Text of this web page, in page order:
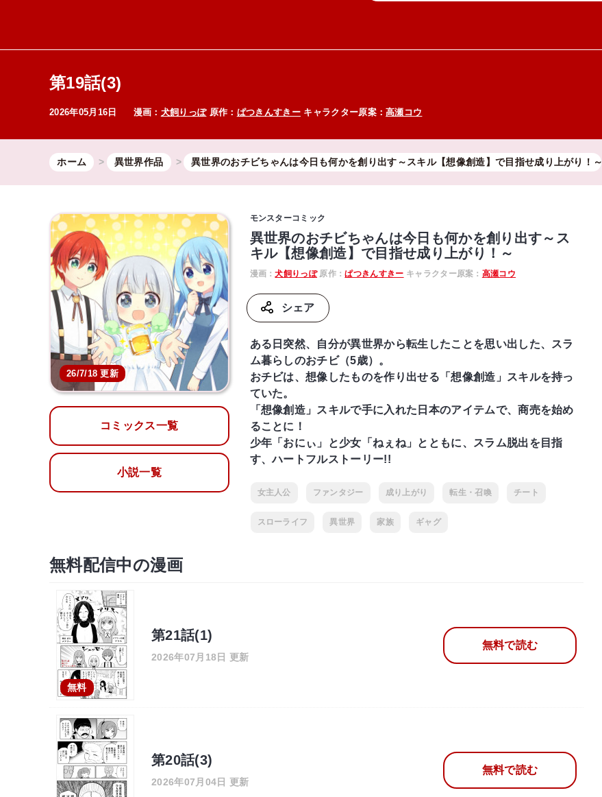
第19話(3)
2026年05月16日 漫画： 犬飼りっぽ原作： ぱつきんすきーキャラクター原案：高瀬コウ
ホーム 異世界作品 異世界のおチビちゃんは今日も何かを創り出す～スキル【想像創造】で目指せ成り上がり！～
26/7/18 更新
コミックス一覧
小説一覧
モンスターコミック
異世界のおチビちゃんは今日も何かを創り出す～ス
キル【想像創造】で目指せ成り上がり！～
漫画：犬飼りっぽ原作：ぱつきんすきー キャラクター原案： 高瀬コウ
シェア
ある日突然、自分が異世界から転生したことを思い出した、スラ
ム暮らしのおチビ（5歳）。
おチビは、想像したものを作り出せる「想像創造」スキルを持っ
ていた。
「想像創造」スキルで手に入れた日本のアイテムで、商売を始め
ることに！
少年「おにぃ」と少女「ねぇね」とともに、スラム脱出を目指
す、ハートフルストーリー!!
女主人公 ファンタジー 成り上がり 転生・召喚 チート
スローライフ 異世界 家族 ギャグ
無料配信中の漫画
無料
第21話(1)
2026年07月18日 更新
無料で読む
第20話(3)
2026年07月04日 更新
無料で読む